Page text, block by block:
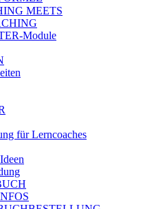
MEETS
Module
für Lerncoaches